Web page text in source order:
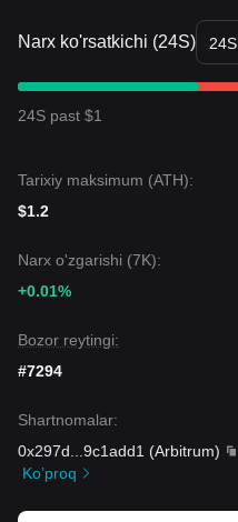
Narx ko'rsatkichi (24S) 24S
24S past $1
Tarixiy maksimum (ATH):
$1.2
Narx o'zgarishi (7K):
+0.01%
Bozor reytingi:
#7294
Shartnomalar:
0x297d
9c1add1 (Arbitrum)
Ko’proq